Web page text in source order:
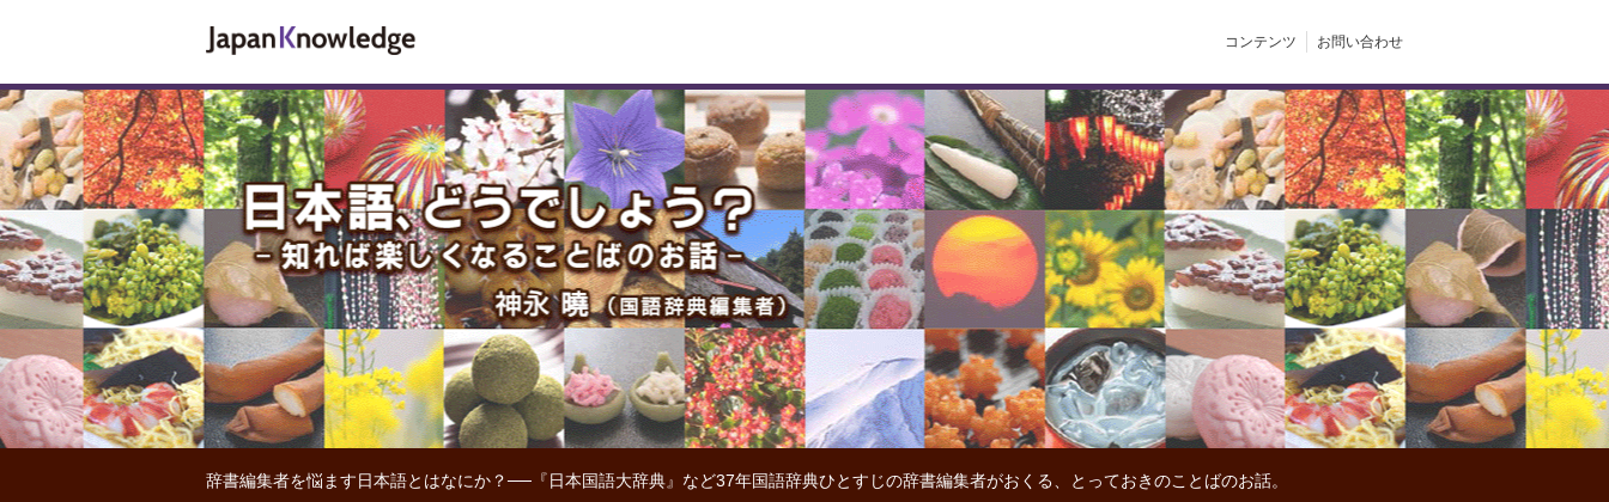
コンテンツ お問い合わせ
辞書編集者を悩ます日本語とはなにか？──『日本国語大辞典』など37年国語辞典ひとすじの辞書編集者がおくる、とっておきのことばのお話。